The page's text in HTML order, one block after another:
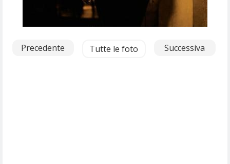
Precedente Tutte le foto Successiva